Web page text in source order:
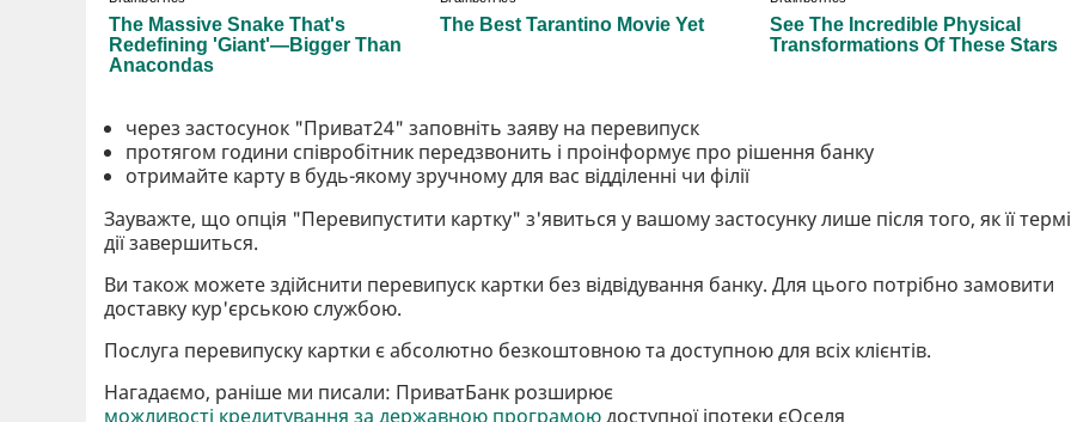
через застосунок "Приват24" заповніть заяву на перевипуск
протягом години співробітник передзвонить і проінформує про рішення банку
отримайте карту в будь-якому зручному для вас відділенні чи філії
Зауважте, що опція "Перевипустити картку" з'явиться у вашому застосунку лише після того, як її
дії завершиться.
Ви також можете здійснити перевипуск картки без відвідування банку. Для цього потрібно замовити
доставку кур'єрською службою.
Послуга перевипуску картки є абсолютно безкоштовною та доступною для всіх клієнтів.
Нагадаємо, раніше ми писали: ПриватБанк розширює
можливості кредитування за державною програмоюдоступної іпотеки єОселя